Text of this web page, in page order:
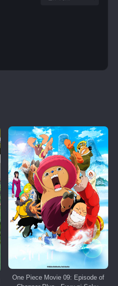
One Piece Movie 09: Episode of